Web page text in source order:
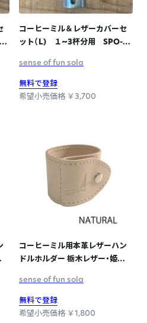
コーヒーミル＆レザーカバーセ
ット（L) １~3杯分用 SPO-
sense of fun sola
無料で登録
希望小売価格 ￥3,700
コーヒーミル用本革レザーハン
ドルホルダー 栃木レザー・姫路
NATURAL
sense of fun sola
無料で登録
希望小売価格 ￥1,800